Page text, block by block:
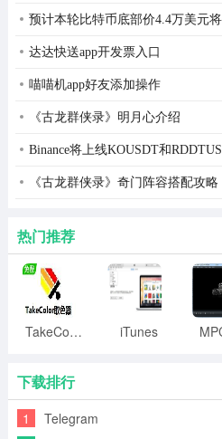
微信公众平台是汽车3S店、汽
可以利用腾讯微信公众平台建
销宣传平台。然而公众平台并
个服务平台，她能够将传统的线
介绍、车辆展示、精品展示。
微信微服务，在线预约保养、
在线下单、微信支付、
分、会员充值，会员消费。
7、PDA接车管理：
预计本轮比特币底部价4.4万美元
达达快送app开发票入口
喵喵机app好友添加操作
《古龙群侠录》明月心介绍
Binance将上线KOUSDT和
《古龙群侠录》奇门阵容搭配攻略
热门推荐
TakeColor取色器 iTunes
下载排行
1 Telegram